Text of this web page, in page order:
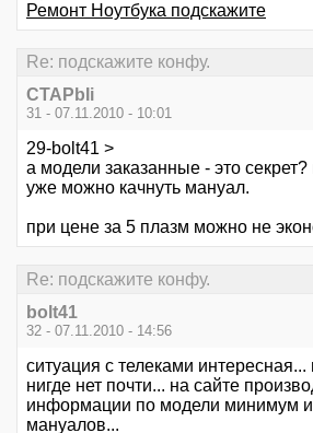
Ремонт Ноутбука подскажите
Re: подскажите конфу.
CTAPbIi
31 - 07.11.2010 - 10:01
29-bolt41 >
а модели заказанные - это
уже можно качнуть мануал.
при цене за 5 плазм можно не
Re: подскажите конфу.
bolt41
32 - 07.11.2010 - 14:56
ситуация с телеками интересная...
нигде нет почти... на сайте
информации по модели минимум и
мануалов...